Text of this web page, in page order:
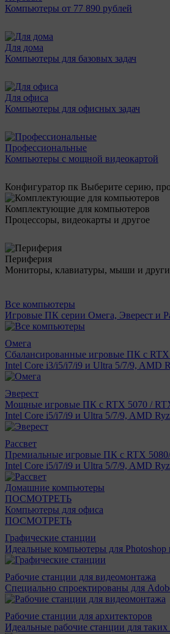
Компьютеры от 77 890 рублей
Для дома
Компьютеры для базовых задач
Для офиса
Компьютеры для офисных задач
Профессиональные
Компьютеры с мощной видеокартой
Конфигуратор пк Выберите серию,
Комплектующие для компьютеров
Процессоры, видеокарты и другое
Периферия
Мониторы, клавиатуры, мыши и
Все компьютеры
Игровые ПК серии Омега, Эверест и
Омега
Сбалансированные игровые ПК с
Intel Core i3/i5/i7/i9 и Ultra 5/7/9, AMD
Эверест
Мощные игровые ПК с RTX 5070 /
Intel Core i5/i7/i9 и Ultra 5/7/9, AMD
Рассвет
Премиальные игровые ПК с RTX
Intel Core i5/i7/i9 и Ultra 5/7/9, AMD
Домашние компьютеры
ПОСМОТРЕТЬ
Компьютеры для офиса
ПОСМОТРЕТЬ
Графические станции
Идеальные компьютеры для Photoshop
Рабочие станции для видеомонтажа
Специально спроектированы для
Рабочие станции для архитекторов
Идеальные рабочие станции для